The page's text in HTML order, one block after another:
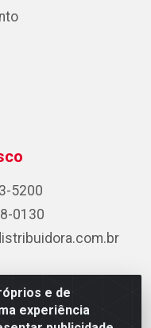
e de
experiência
5200
0130
de Campos, 42 -
- CEP 20.920-410 -